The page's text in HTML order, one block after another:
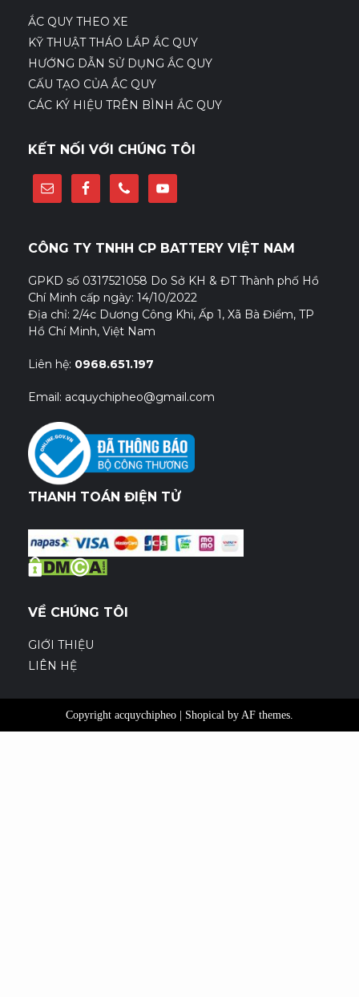
ẮC QUY THEO XE
KỸ THUẬT THÁO LẮP ẮC QUY
HƯỚNG DẪN SỬ DỤNG ẮC QUY
CẤU TẠO CỦA ẮC QUY
CÁC KÝ HIỆU TRÊN BÌNH ẮC QUY
KẾT NỐI VỚI CHÚNG TÔI
CÔNG TY TNHH CP BATTERY VIỆT NAM
GPKD số 0317521058 Do Sở KH & ĐT Thành phố Hồ
Chí Minh cấp ngày: 14/10/2022
Địa chỉ: 2/4c Dương Công Khi, Ấp 1, Xã Bà Điểm, TP
Hồ Chí Minh, Việt Nam
Liên hệ: 0968.651.197
Email: acquychipheo@gmail.com
THANH TOÁN ĐIỆN TỬ
VỀ CHÚNG TÔI
GIỚI THIỆU
LIÊN HỆ
Copyright acquychipheo | Shopical by AF themes.